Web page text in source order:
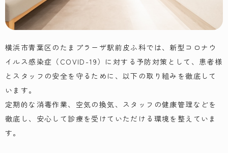
横浜市青葉区のたまプラーザ駅前皮ふ科では、新型コロナウ
イルス感染症（COVID-19）に対する予防対策として、患者様
とスタッフの安全を守るために、以下の取り組みを徹底して
います。
定期的な消毒作業、空気の換気、スタッフの健康管理などを
徹底し、安心して診療を受けていただける環境を整えていま
す。